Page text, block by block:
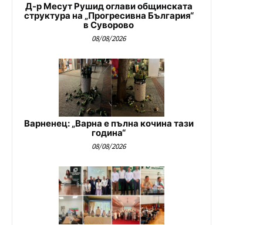
Д-р Месут Рушид оглави общинската
структура на „Прогресивна България“
в Суворово
08/08/2026
Варненец: „Варна е пълна кочина тази
година“
08/08/2026